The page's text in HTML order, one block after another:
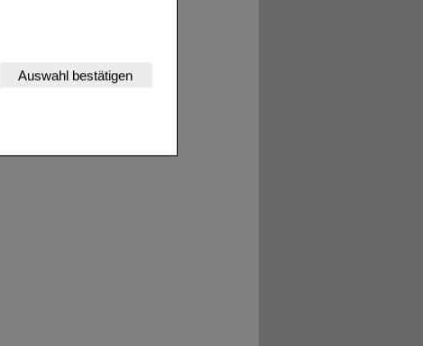
Website
werden kann.
gestalten,
(z.B.
unserer Website aber
dass Daten hierfür
Auswahl bestätigen